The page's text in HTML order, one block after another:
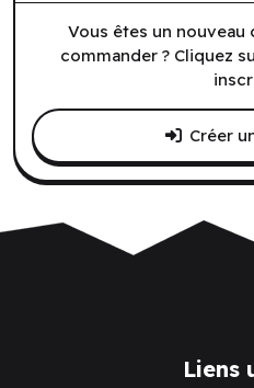
Vous êtes un
commander ? Cliquez
Créer
Liens